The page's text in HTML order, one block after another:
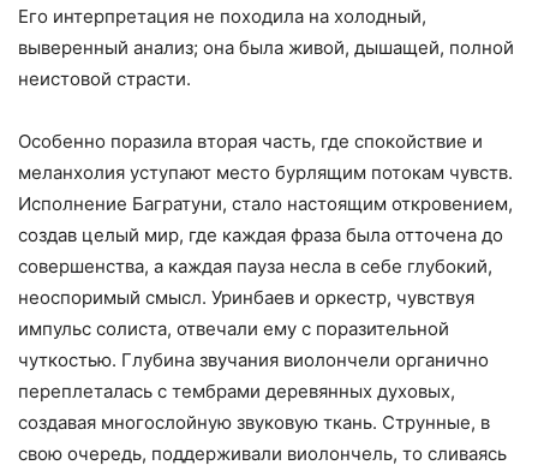
Его интерпретация не походила на холодный,
выверенный анализ; она была живой, дышащей, полной
неистовой страсти.
Особенно поразила вторая часть, где спокойствие и
меланхолия уступают место бурлящим потокам чувств.
Исполнение Багратуни, стало настоящим откровением,
создав целый мир, где каждая фраза была отточена до
совершенства, а каждая пауза несла в себе глубокий,
неоспоримый смысл. Уринбаев и оркестр, чувствуя
импульс солиста, отвечали ему с поразительной
чуткостью. Глубина звучания виолончели органично
переплеталась с тембрами деревянных духовых,
создавая многослойную звуковую ткань. Струнные, в
свою очередь, поддерживали виолончель, то сливаясь